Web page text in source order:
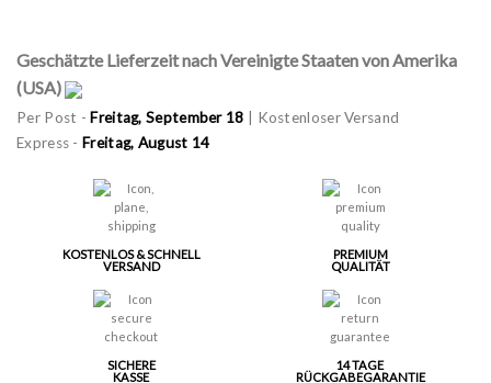
Geschätzte Lieferzeit nach Vereinigte Staaten von Amerika
(USA)
Per Post -Freitag, September 18 | Kostenloser Versand
Express - Freitag, August 14
KOSTENLOS & SCHNELL
VERSAND
PREMIUM
QUALITÄT
SICHERE
KASSE
14 TAGE
RÜCKGABEGARANTIE